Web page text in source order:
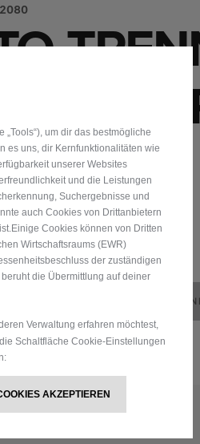
+ Produkt nicht vorrätig
IN DEN
später zahlen
um dir das bestmögliche
es uns, dir Kernfunktionalitäten wie
unserer Websites
und die Leistungen
Suchergebnisse und
auch Cookies von Drittanbietern
Cookies können von Dritten
Wirtschaftsraums (EWR)
der zuständigen
die Übermittlung auf deiner
Verwaltung erfahren möchtest,
Schaltfläche Cookie-Einstellungen
AKZEPTIEREN